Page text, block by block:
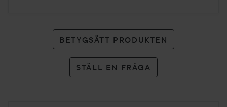
BETYGSÄTT PRODUKTEN
STÄLL EN FRÅGA